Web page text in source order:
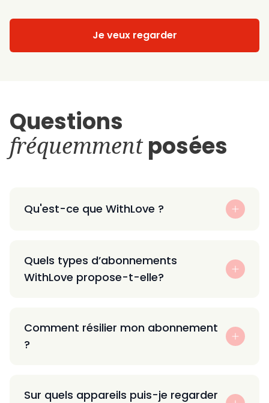
Je veux regarder
Questions
fréquemmentposées
Qu'est-ce que WithLove ?
Quels types d’abonnements
WithLove propose-t-elle?
Comment résilier mon abonnement
?
Sur quels appareils puis-je regarder